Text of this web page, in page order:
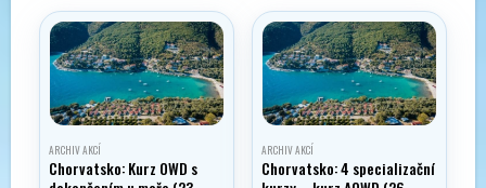
ARCHIV AKCÍ
Chorvatsko: Kurz OWD s
ARCHIV AKCÍ
Chorvatsko: 4 specializační